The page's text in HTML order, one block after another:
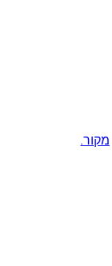
מקור.